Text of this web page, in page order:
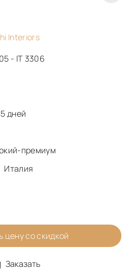
Interiors
- IT 3306
дней
премиум
Италия
цену со скидкой
Заказать